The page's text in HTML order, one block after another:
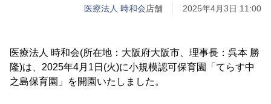
医療法人 時和会店舗 2025年4月3日 11:00
医療法人 時和会(所在地：大阪府大阪市、理事長：呉本 勝
隆)は、2025年4月1日(火)に小規模認可保育園「てらす中
之島保育園」を開園いたしました。